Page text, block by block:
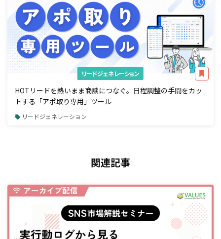
リードジェネレーション
HOTリードを熱いまま商談につなぐ。日程調整の手間をカッ
トする「アポ取り専用」ツール
リードジェネレーション
関連記事